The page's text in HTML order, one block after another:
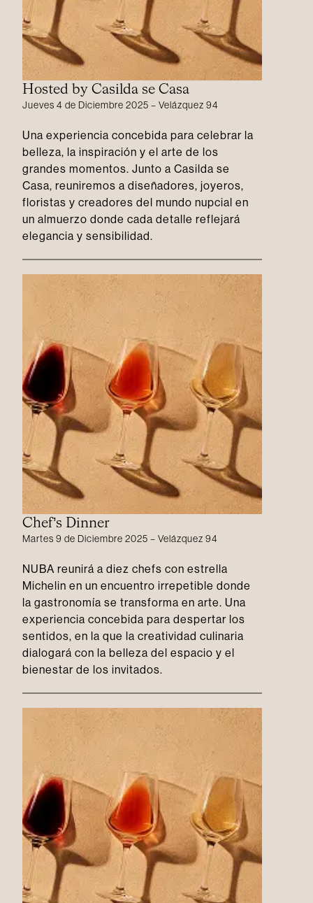
Hosted by Casilda se Casa
Jueves 4 de Diciembre 2025 – Velázquez 94
Una experiencia concebida para celebrar la
belleza, la inspiración y el arte de los
grandes momentos. Junto a Casilda se
Casa, reuniremos a diseñadores, joyeros,
floristas y creadores del mundo nupcial en
un almuerzo donde cada detalle reflejará
elegancia y sensibilidad.
Chef’s Dinner
Martes 9 de Diciembre 2025 – Velázquez 94
NUBA reunirá a diez chefs con estrella
Michelin en un encuentro irrepetible donde
la gastronomía se transforma en arte. Una
experiencia concebida para despertar los
sentidos, en la que la creatividad culinaria
dialogará con la belleza del espacio y el
bienestar de los invitados.